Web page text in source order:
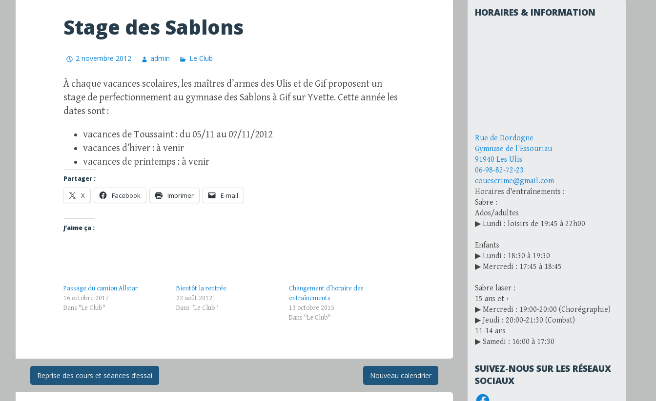
Stage des Sablons
2 novembre 2012 admin Le Club
À chaque vacances scolaires, les maîtres d’armes des Ulis et de Gif proposent un
stage de perfectionnement au gymnase des Sablons à Gif sur Yvette. Cette année les
dates sont :
vacances de Toussaint : du 05/11 au 07/11/2012
vacances d’hiver : à venir
vacances de printemps : à venir
Partager :
X Facebook Imprimer E-mail
J’aime ça :
Passage du camion Allstar
16 octobre 2017
Dans "Le Club"
Bientôt la rentrée
22 août 2012
Dans "Le Club"
Changement d’horaire des
entraînements
13 octobre 2015
Dans "Le Club"
Navigation
Reprise des cours et séances d’essai Nouveau calendrier
HORAIRES & INFORMATION
Rue de Dordogne
Gymnase de l'Essouriau
91940 Les Ulis
06-98-82-72-23
couescrime@gmail.com
Horaires d'entraînements :
Sabre :
Ados/adultes
▶ Lundi : loisirs de 19:45 à 22h00
Enfants
▶ Lundi : 18:30 à 19:30
▶ Mercredi : 17:45 à 18:45
Sabre laser :
15 ans et +
▶ Mercredi : 19:00-20:00 (Chorégraphie)
▶ Jeudi : 20:00-21:30 (Combat)
11-14 ans
▶ Samedi : 16:00 à 17:30
SUIVEZ-NOUS SUR LES RÉSEAUX
SOCIAUX
Facebook